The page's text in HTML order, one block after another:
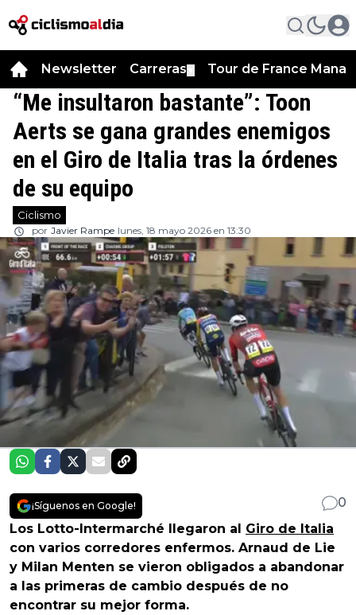
Newsletter Carreras Tour de France
“Me insultaron bastante”: Toon
Aerts se gana grandes enemigos
en el Giro de Italia tras la órdenes
de su equipo
Ciclismo
por Javier Rampe lunes, 18 mayo 2026 en 13:30
¡Síguenos en Google!
0
Los Lotto-Intermarché llegaron al Giro de Italia
con varios corredores enfermos. Arnaud de Lie
y Milan Menten se vieron obligados a abandonar
a las primeras de cambio después de no
encontrar su mejor forma.